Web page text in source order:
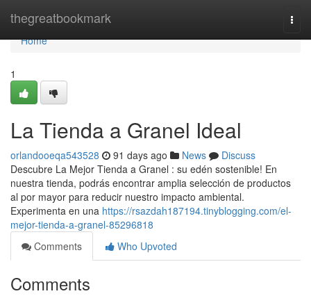
thegreatbookmark
Home
Home
1
La Tienda a Granel Ideal
orlandooeqa543528 91 days ago News
Discuss
Descubre La Mejor Tienda a Granel : su edén sostenible! En
nuestra tienda, podrás encontrar amplia selección de productos
al por mayor para reducir nuestro impacto ambiental.
Experimenta en una https://rsazdah187194.tinyblogging.com/el-
mejor-tienda-a-granel-85296818
Comments
Who Upvoted
Comments